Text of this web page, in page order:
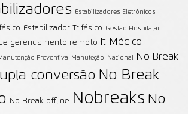
Estabilizadores Eletrônicos
Estabilizador Trifásico Gestão Hospitalar
gerenciamento remoto It Médico
Preventiva Manuteção Nacional No Break
conversão No Break
No Break offline Nobreaks No